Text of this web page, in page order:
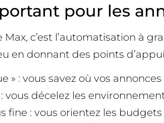
pour les
c’est l’automatisation à
en donnant des points
» : vous savez où vos
vous décelez les
: vous orientez les